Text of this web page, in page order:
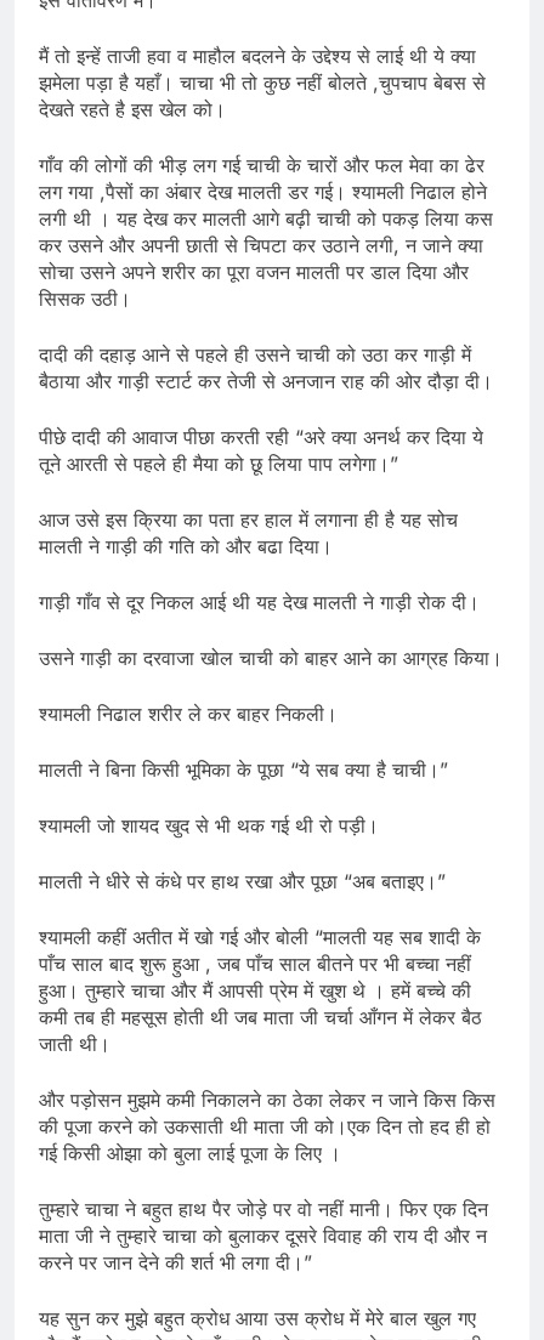
मैं तो इन्हें ताजी हवा व माहौल बदलने के उद्देश्य से लाई थी ये क्या
झमेला पड़ा है यहाँ। चाचा भी तो कुछ नहीं बोलते ,चुपचाप बेबस से
देखते रहते है इस खेल को।
गाँव की लोगों की भीड़ लग गई चाची के चारों और फल मेवा का ढेर
लग गया ,पैसों का अंबार देख मालती डर गई। श्यामली निढाल होने
लगी थी । यह देख कर मालती आगे बढ़ी चाची को पकड़ लिया कस
कर उसने और अपनी छाती से चिपटा कर उठाने लगी, न जाने क्या
सोचा उसने अपने शरीर का पूरा वजन मालती पर डाल दिया और
सिसक उठी।
दादी की दहाड़ आने से पहले ही उसने चाची को उठा कर गाड़ी में
बैठाया और गाड़ी स्टार्ट कर तेजी से अनजान राह की ओर दौड़ा दी।
पीछे दादी की आवाज पीछा करती रही “अरे क्या अनर्थ कर दिया ये
तूने आरती से पहले ही मैया को छू लिया पाप लगेगा।”
आज उसे इस क्रिया का पता हर हाल में लगाना ही है यह सोच
मालती ने गाड़ी की गति को और बढा दिया।
गाड़ी गाँव से दूर निकल आई थी यह देख मालती ने गाड़ी रोक दी।
उसने गाड़ी का दरवाजा खोल चाची को बाहर आने का आग्रह किया।
श्यामली निढाल शरीर ले कर बाहर निकली।
मालती ने बिना किसी भूमिका के पूछा “ये सब क्या है चाची।”
श्यामली जो शायद खुद से भी थक गई थी रो पड़ी।
मालती ने धीरे से कंधे पर हाथ रखा और पूछा “अब बताइए।”
श्यामली कहीं अतीत में खो गई और बोली “मालती यह सब शादी के
पाँच साल बाद शुरू हुआ , जब पाँच साल बीतने पर भी बच्चा नहीं
हुआ। तुम्हारे चाचा और मैं आपसी प्रेम में खुश थे । हमें बच्चे की
कमी तब ही महसूस होती थी जब माता जी चर्चा आँगन में लेकर बैठ
जाती थी।
और पड़ोसन मुझमे कमी निकालने का ठेका लेकर न जाने किस किस
की पूजा करने को उकसाती थी माता जी को।एक दिन तो हद ही हो
गई किसी ओझा को बुला लाई पूजा के लिए ।
तुम्हारे चाचा ने बहुत हाथ पैर जोड़े पर वो नहीं मानी। फिर एक दिन
माता जी ने तुम्हारे चाचा को बुलाकर दूसरे विवाह की राय दी और न
करने पर जान देने की शर्त भी लगा दी।”
यह सुन कर मुझे बहुत क्रोध आया उस क्रोध में मेरे बाल खुल गए